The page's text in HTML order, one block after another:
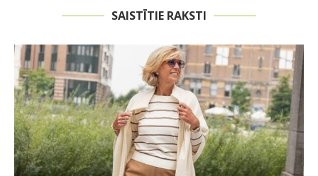
SAISTĪTIE RAKSTI